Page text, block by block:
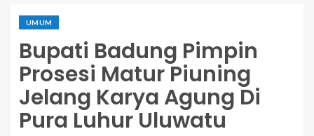
UMUM
Bupati Badung Pimpin
Prosesi Matur Piuning
Jelang Karya Agung Di
Pura Luhur Uluwatu